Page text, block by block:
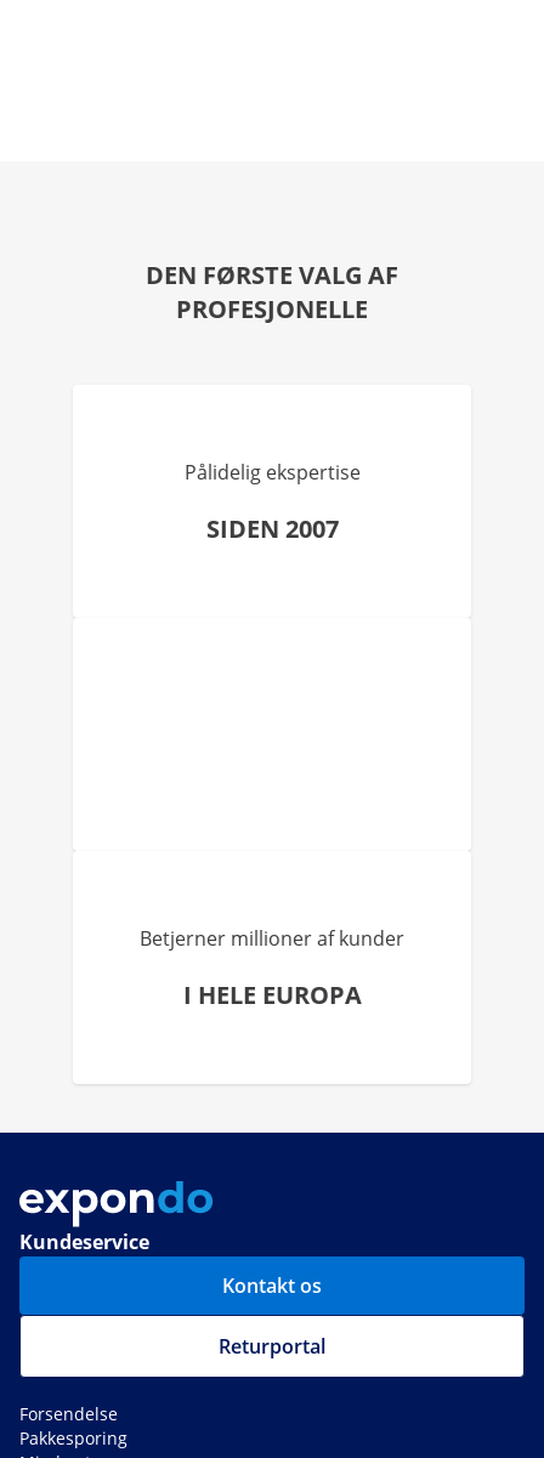
DEN FØRSTE VALG AF
PROFESJONELLE
Pålidelig ekspertise
SIDEN 2007
Betjerner millioner af kunder
I HELE EUROPA
Kundeservice
Kontakt os
Returportal
Forsendelse
Pakkesporing